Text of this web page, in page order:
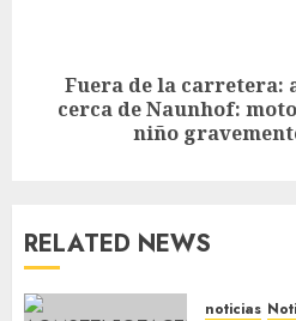
Fuera de la carretera:
cerca de Naunhof:
niño
RELATED NEWS
noticias